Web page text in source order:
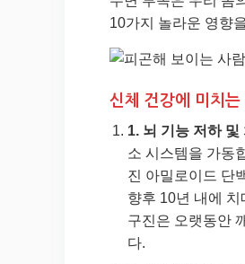
10가지 놀라운 영향
신체 건강에 미치
1. 뇌 기능 저하 및
소 시스템을 가동
진 아밀로이드 단
향후 10년 내에
구진은 오랫동안
다.